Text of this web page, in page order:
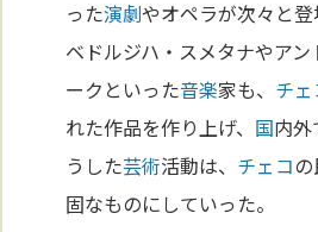
った演劇やオペラが次々と
ベドルジハ・スメタナやア
ークといった音楽家も、 チェ
れた作品を作り上げ、 国内
うした芸術活動は、 チェコ
固なものにしていった。